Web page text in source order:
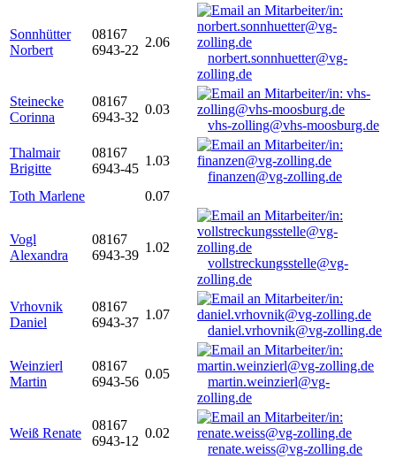
Sonnhütter
Norbert
08167
6943-22
2.06
norbert.sonnhuetter@vg-
zolling.de
Steinecke
Corinna
08167
6943-32
0.03
vhs-zolling@vhs-moosburg.de
Thalmair
Brigitte
08167
6943-45
1.03
finanzen@vg-zolling.de
Toth Marlene
0.07
Vogl
Alexandra
08167
6943-39
1.02
vollstreckungsstelle@vg-
zolling.de
Vrhovnik
Daniel
08167
6943-37
1.07
daniel.vrhovnik@vg-zolling.de
Weinzierl
Martin
08167
6943-56
0.05
martin.weinzierl@vg-
zolling.de
Weiß Renate
08167
6943-12
0.02
renate.weiss@vg-zolling.de